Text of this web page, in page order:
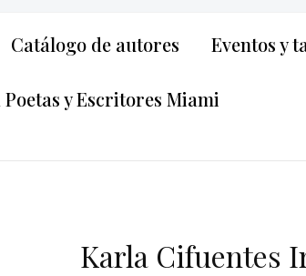
Catálogo de autores Eventos y
Poetas y Escritores Miami
Karla Cifuentes